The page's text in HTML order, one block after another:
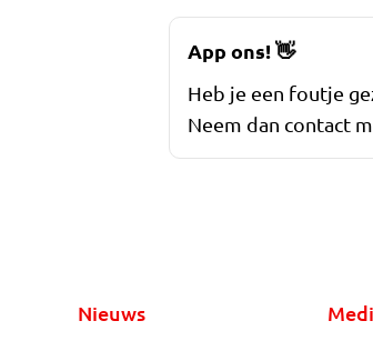
App ons!👋
Heb je een foutje
Neem dan contact
Nieuws